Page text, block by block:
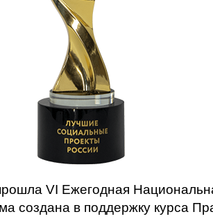
VI Ежегодная
создана в поддержку курса